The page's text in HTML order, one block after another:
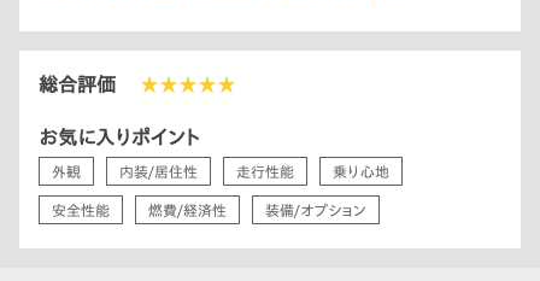
総合評価 ★★★★★
お気に入りポイント
外観 内装/居住性 走行性能 乗り心地
安全性能 燃費/経済性 装備/オプション